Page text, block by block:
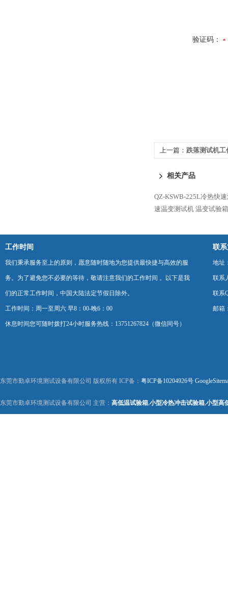
验证码：
上一篇： 跌落测试机工
相关产品
QZ-KSWB-225L冷热快
速温变测试机 温变试验
工作时间
我们秉承服务至上的原则，愿意随时随地为您提供最快捷与高效的服
务。为了避免您不必要的等待，敬请注意我们的工作时间 。以下是我
们的正常工作时间，中国大陆法定节假日除外。
工作时间：周一至周六 早8：00-晚6：00
休息时间您可随时拨打24小时服务热线：13751267824（微信同号）
联
地址
联系
联系
邮箱
东莞市勤卓环境测试设备有限公司 版权所有 ICP备： 粤ICP备10204926号
东莞市勤卓环境测试设备有限公司 主营： 高低温试验箱,小型冷热冲击试验箱,小型高